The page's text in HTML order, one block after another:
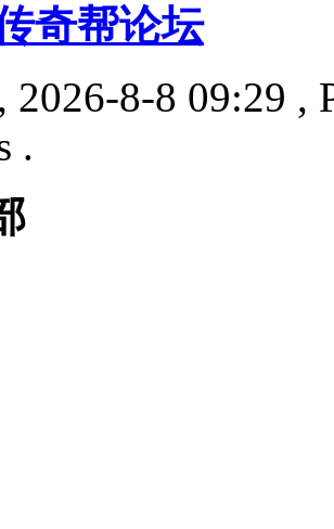
奇帮论坛
2026-8-8 09:29 ,
.